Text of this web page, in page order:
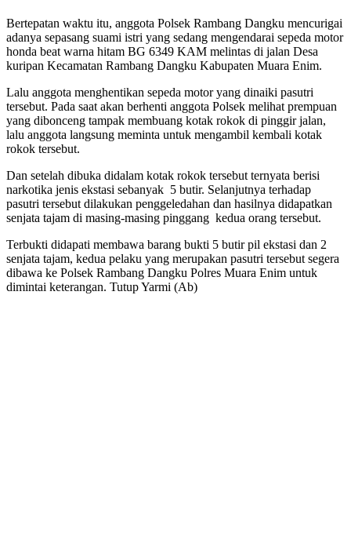
Bertepatan waktu itu, anggota Polsek Rambang Dangku mencurigai
adanya sepasang suami istri yang sedang mengendarai sepeda motor
honda beat warna hitam BG 6349 KAM melintas di jalan Desa
kuripan Kecamatan Rambang Dangku Kabupaten Muara Enim.
Lalu anggota menghentikan sepeda motor yang dinaiki pasutri
tersebut. Pada saat akan berhenti anggota Polsek melihat prempuan
yang dibonceng tampak membuang kotak rokok di pinggir jalan,
lalu anggota langsung meminta untuk mengambil kembali kotak
rokok tersebut.
Dan setelah dibuka didalam kotak rokok tersebut ternyata berisi
narkotika jenis ekstasi sebanyak 5 butir. Selanjutnya terhadap
pasutri tersebut dilakukan penggeledahan dan hasilnya didapatkan
senjata tajam di masing-masing pinggang kedua orang tersebut.
Terbukti didapati membawa barang bukti 5 butir pil ekstasi dan 2
senjata tajam, kedua pelaku yang merupakan pasutri tersebut segera
dibawa ke Polsek Rambang Dangku Polres Muara Enim untuk
dimintai keterangan. Tutup Yarmi (Ab)